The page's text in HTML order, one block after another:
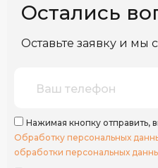
Остались
Оставьте заявку и мы
Нажимая кнопку отправить,
Обработку персональных
обработки персональных